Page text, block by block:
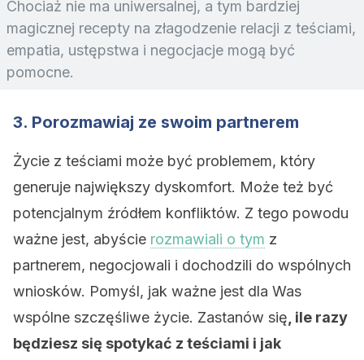
Chociaż nie ma uniwersalnej, a tym bardziej
magicznej recepty na złagodzenie relacji z teściami,
empatia, ustępstwa i negocjacje mogą być
pomocne.
3. Porozmawiaj ze swoim partnerem
Życie z teściami może być problemem, który
generuje największy dyskomfort. Może też być
potencjalnym źródłem konfliktów. Z tego powodu
ważne jest, abyście rozmawiali o tym z
partnerem, negocjowali i dochodzili do wspólnych
wniosków. Pomyśl, jak ważne jest dla Was
wspólne szczęśliwe życie. Zastanów się , ile razy
będziesz się spotykać z teściami i jak